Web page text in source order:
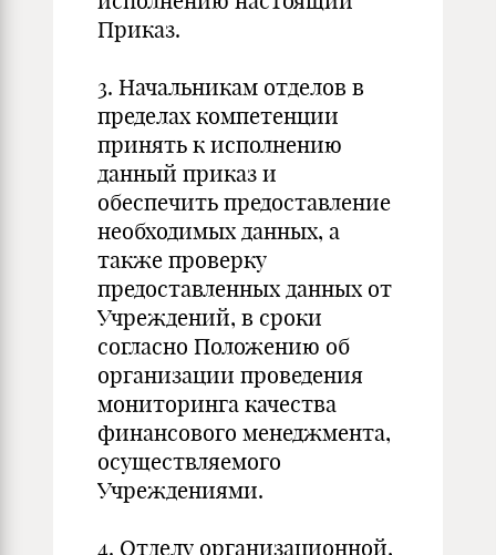
Приказ.
3. Начальникам отделов в
пределах компетенции
принять к исполнению
данный приказ и
обеспечить предоставление
необходимых данных, а
также проверку
предоставленных данных от
Учреждений, в сроки
согласно Положению об
организации проведения
мониторинга качества
финансового менеджмента,
осуществляемого
Учреждениями.
4. Отделу организационной,